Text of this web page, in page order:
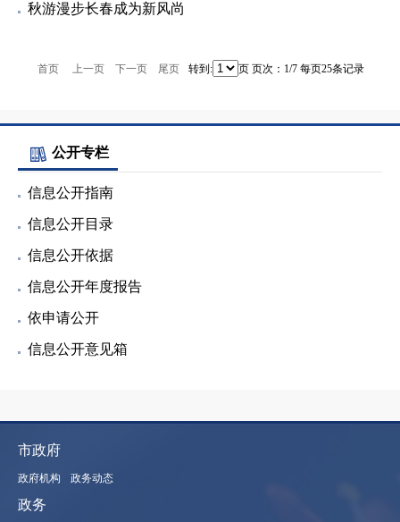
秋游漫步长春成为新风尚
首页 上一页 下一页 尾页 转到: 页 页次：1/7 每页25条记录
公开专栏
信息公开指南
信息公开目录
信息公开依据
信息公开年度报告
依申请公开
信息公开意见箱
市政府
政府机构 政务动态
政务